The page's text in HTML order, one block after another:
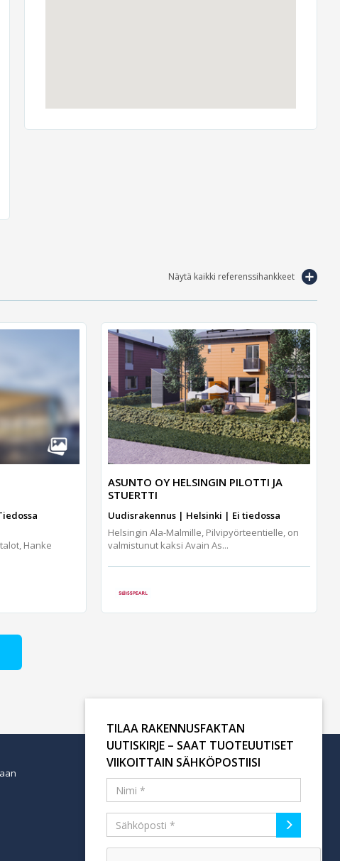
Näytä kaikki referenssihankkeet
Hanke
ASUNTO OY HELSINGIN PILOTTI JA
STUERTTI
Uudisrakennus | Helsinki | Ei tiedossa
Helsingin Ala-Malmille, Pilvipyörteentielle, on
valmistunut kaksi Avain As...
TILAA RAKENNUSFAKTAN
UUTISKIRJE – SAAT TUOTEUUTISET
VIIKOITTAIN SÄHKÖPOSTIISI